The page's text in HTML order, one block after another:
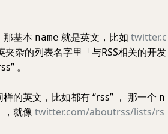
那基本 name 就是英文，比如 twitter.c
夹杂的列表名字里「与RSS相关的开发
。
的英文，比如都有 “rss” ， 那一个 n
，就像 twitter.com/aboutrss/lists/rs